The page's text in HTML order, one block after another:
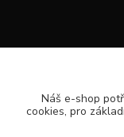
+420
Po–Pá |
Náš e-shop
cookies, pro